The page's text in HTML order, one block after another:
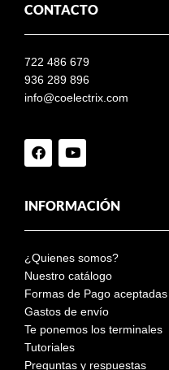
CONTACTO
722 486 679
936 289 896
info@coelectrix.com
INFORMACIÓN
¿Quienes somos?
Nuestro catálogo
Formas de Pago aceptadas
Gastos de envío
Te ponemos los terminales
Tutoriales
Preguntas y respuestas